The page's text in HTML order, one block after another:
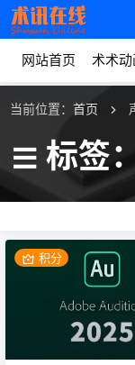
网站首页 术术动
当前位置： 首页
标签
积分